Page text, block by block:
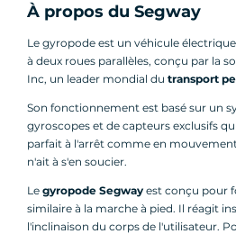
À propos du Segway
Le gyropode est un véhicule
à deux roues parallèles, conçu par la
Inc, un leader mondial du transport
Son fonctionnement est basé sur un
gyroscopes et de capteurs exclusifs
parfait à l'arrêt comme en
n'ait à s'en soucier.
Le gyropode Segway est conçu pour
similaire à la marche à pied. Il réagit
l'inclinaison du corps de l'utilisateur.